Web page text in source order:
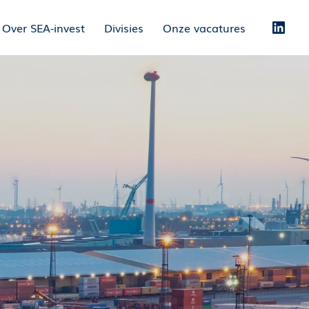
Over SEA-invest Divisies Onze vacatures